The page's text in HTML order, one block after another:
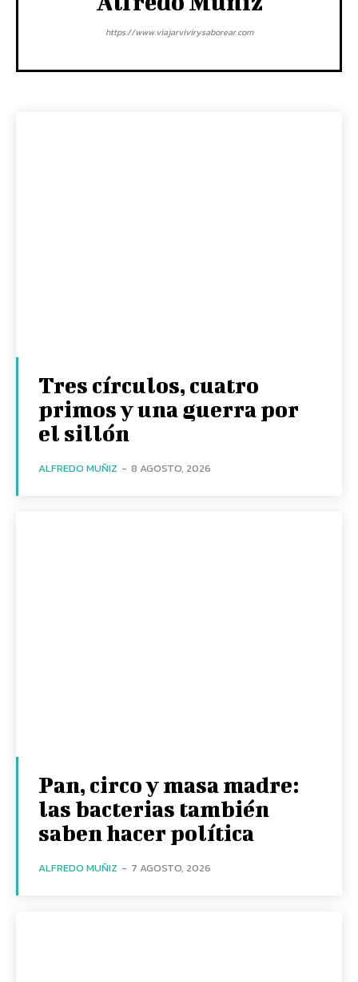
https://www.viajarvivirysaborear.com
Tres círculos, cuatro
primos y una guerra por
el sillón
ALFREDO MUÑIZ - 8 AGOSTO, 2026
Pan, circo y masa madre:
las bacterias también
saben hacer política
ALFREDO MUÑIZ - 7 AGOSTO, 2026